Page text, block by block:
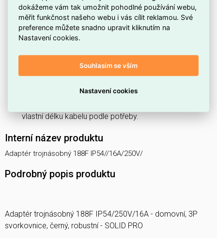
zapojení.
Májmenovité napětí 250 V a proud 16 A, vhodné pro
běžné elektrické spotřebiče.
prachu a stříkající vodě.
Dodává sebez vypínače, tedy s jednoduchým
mechanickým provedením.
vlastní délku kabelu podle potřeby.
Interní název produktu
Adaptér trojnásobný 188F IP54//16A/250V/
Podrobný popis produktu
Adaptér trojnásobný 188F IP54/250V/16A - domovní, 3P
svorkovnice, černý, robustní - SOLID PRO
dokážeme vám tak umožnit pohodlné používání webu,
měřit funkčnost našeho webu i vás cílit reklamou. Své
preference můžete snadno upravit kliknutím na
Nastavení cookies.
Souhlasím se vším
Nastavení cookies